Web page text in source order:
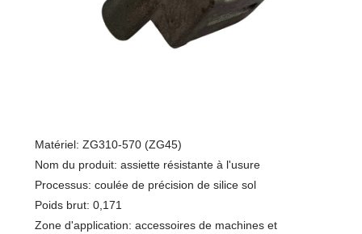
Matériel: ZG310-570 (ZG45)
Nom du produit: assiette résistante à l'usure
Processus: coulée de précision de silice sol
Poids brut: 0,171
Zone d'application: accessoires de machines et